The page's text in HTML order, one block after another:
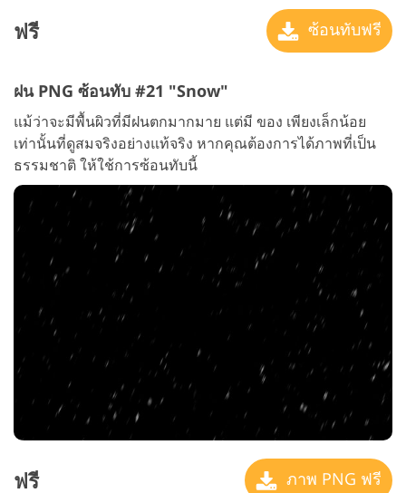
ฟรี ซ้อนทับฟรี
ฝน PNG ซ้อนทับ #21 "Snow"
แม้ว่าจะมีพื้นผิวที่มีฝนตกมากมาย แต่มี ของ เพียงเล็กน้อย
เท่านั้นที่ดูสมจริงอย่างแท้จริง หากคุณต้องการได้ภาพที่เป็น
ธรรมชาติ ให้ใช้การซ้อนทับนี้
ฟรี ภาพ PNG ฟรี